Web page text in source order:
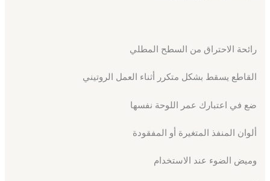
رائحة الاحتراق من السطح المطلي
القاطع يسقط بشكل متكرر أثناء العمل الروتيني
ضع في اعتبارك عمر اللوحة نفسها
ألوان المنفذ المتغيرة أو المفقودة
وميض الضوء عند الاستخدام